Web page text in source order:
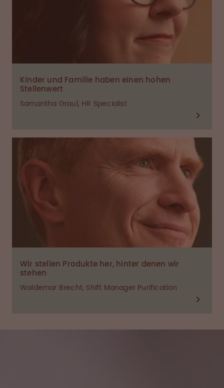
Kinder und Familie haben einen hohen
Stellenwert
Samantha Graul, HR Specialist
Wir stellen Produkte her, hinter denen wir
stehen
Waldemar Brecht, Shift Manager Purification